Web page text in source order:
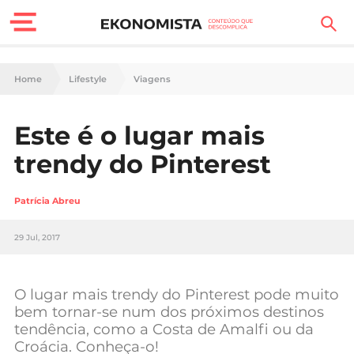
Finanças Pessoais
Carreira
Tecnologia
Negócios
Home Lifestyle Viagens
Este é o lugar mais
trendy do Pinterest
Patrícia Abreu
29 Jul, 2017
O lugar mais trendy do Pinterest pode muito
bem tornar-se num dos próximos destinos
tendência, como a Costa de Amalfi ou da
Croácia. Conheça-o!